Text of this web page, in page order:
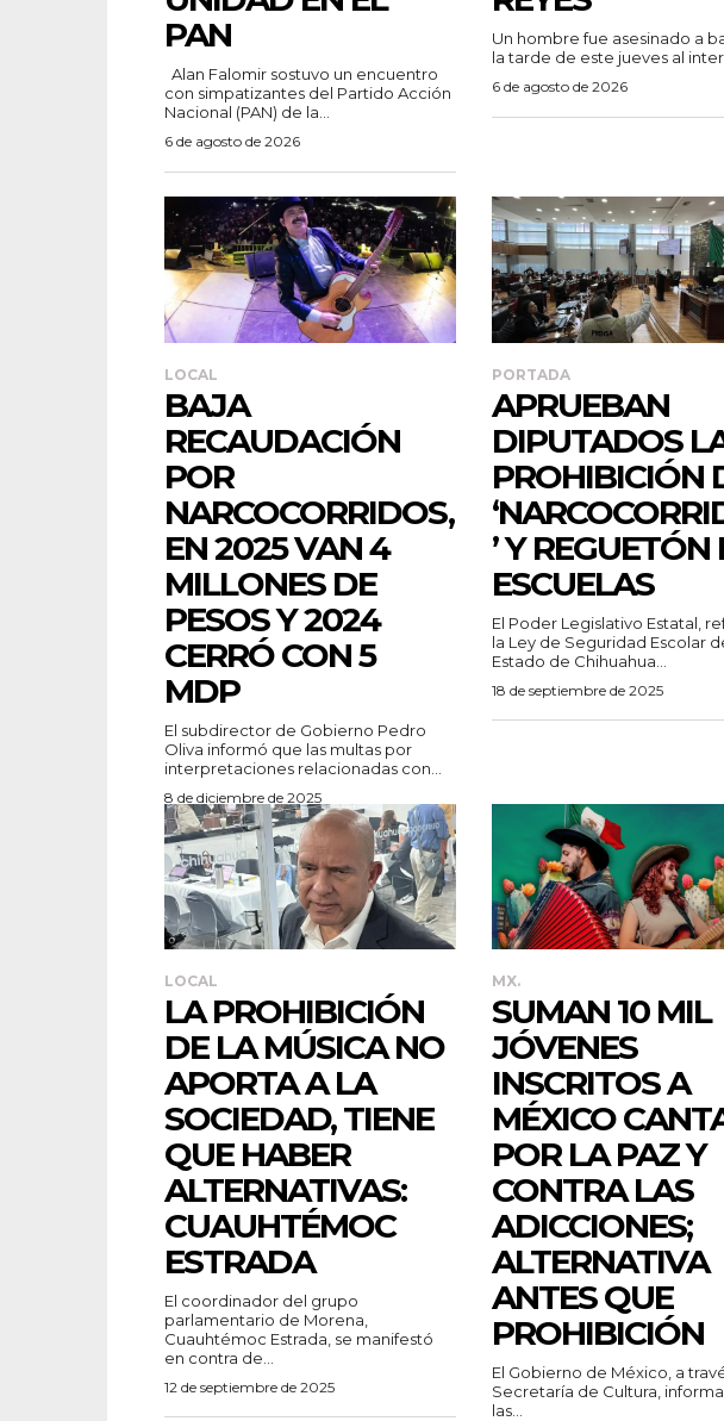
PAN
con simpatizantes del Partido Acción
Nacional (PAN) de la...
6 de agosto de 2026
Un hombre fue asesinado a
la tarde de este jueves al
6 de agosto de 2026
LOCAL
BAJA
RECAUDACIÓN
POR
NARCOCORRIDOS,
EN 2025 VAN 4
MILLONES DE
PESOS Y 2024
CERRÓ CON 5
MDP
El subdirector de Gobierno Pedro
Oliva informó que las multas por
interpretaciones relacionadas con...
8 de diciembre de 2025
PORTADA
APRUEBAN
DIPUTADOS
PROHIBICIÓN
’ Y REGUETÓN
ESCUELAS
El Poder Legislativo Estatal,
la Ley de Seguridad Escolar
Estado de Chihuahua...
18 de septiembre de 2025
LOCAL
LA PROHIBICIÓN
DE LA MÚSICA NO
APORTA A LA
SOCIEDAD, TIENE
QUE HABER
ALTERNATIVAS:
CUAUHTÉMOC
ESTRADA
El coordinador del grupo
parlamentario de Morena,
Cuauhtémoc Estrada, se manifestó
en contra de...
12 de septiembre de 2025
MX.
SUMAN 10 MIL
JÓVENES
INSCRITOS A
MÉXICO
POR LA PAZ Y
CONTRA LAS
ADICCIONES;
ALTERNATIVA
ANTES QUE
PROHIBICIÓN
El Gobierno de México, a
Secretaría de Cultura, informa
las...